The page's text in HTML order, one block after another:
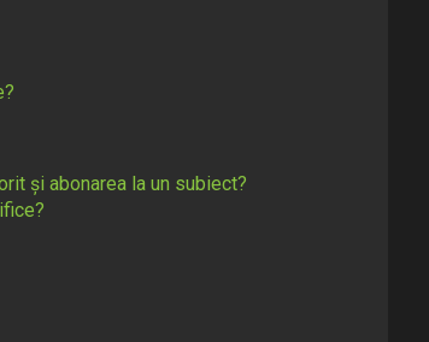
și abonarea la un subiect?